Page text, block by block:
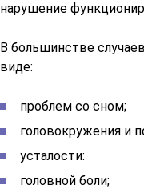
нарушение
В большинстве
виде:
проблем со сном;
головокружения и
усталости:
головной боли;